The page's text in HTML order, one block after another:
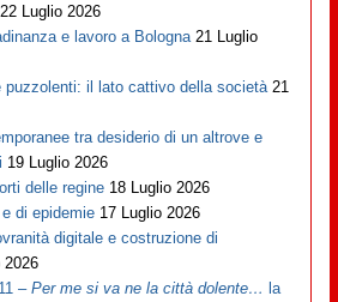
22 Luglio 2026
e lavoro a Bologna 21 Luglio
puzzolenti: il lato cattivo della società 21
tra desiderio di un altrove e
19 Luglio 2026
delle regine 18 Luglio 2026
di epidemie 17 Luglio 2026
digitale e costruzione di
2026
–Per me si va ne la città dolente… la